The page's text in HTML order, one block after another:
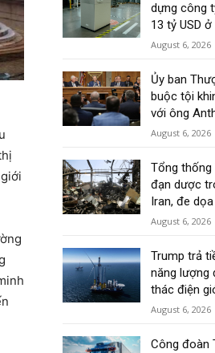
dựng công
13 tỷ USD
August 6, 2026
Ủy ban
buộc tội
với ông
August 6, 2026
Tổng thống
đạn dược
Iran, đe
August 6, 2026
Trump trả
năng lượng
thác điện
August 6, 2026
Công đoàn